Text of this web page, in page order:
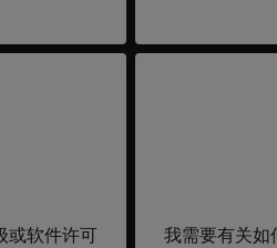
或软件许可
我需要有关如